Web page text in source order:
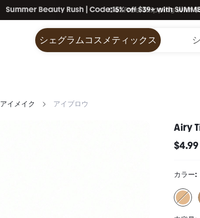
シェグラムコスメティックス
アイメイク アイブロウ
Airy
$4.99
カラー: